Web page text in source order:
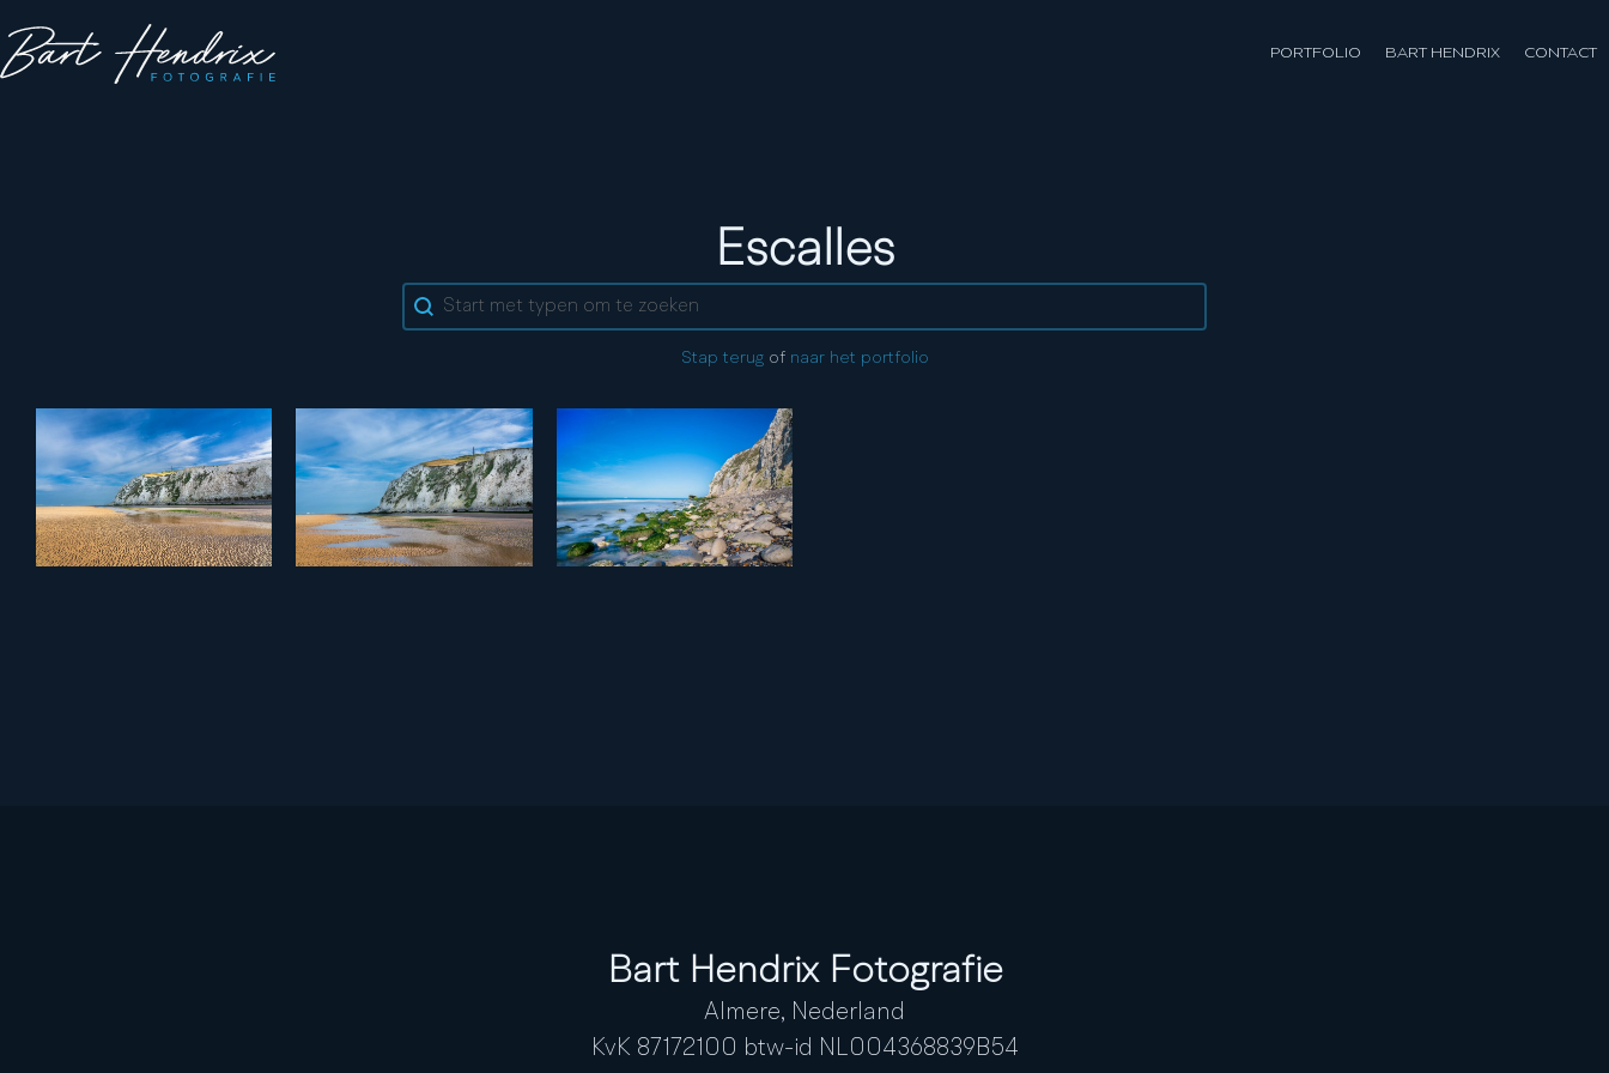
PORTFOLIO BART HENDRIX CONTACT
Tag:
Escalles
Search content
Stap terugof naar het portfolio
Bart Hendrix Fotografie
Almere, Nederland
KvK 87172100 btw-id NL004368839B54